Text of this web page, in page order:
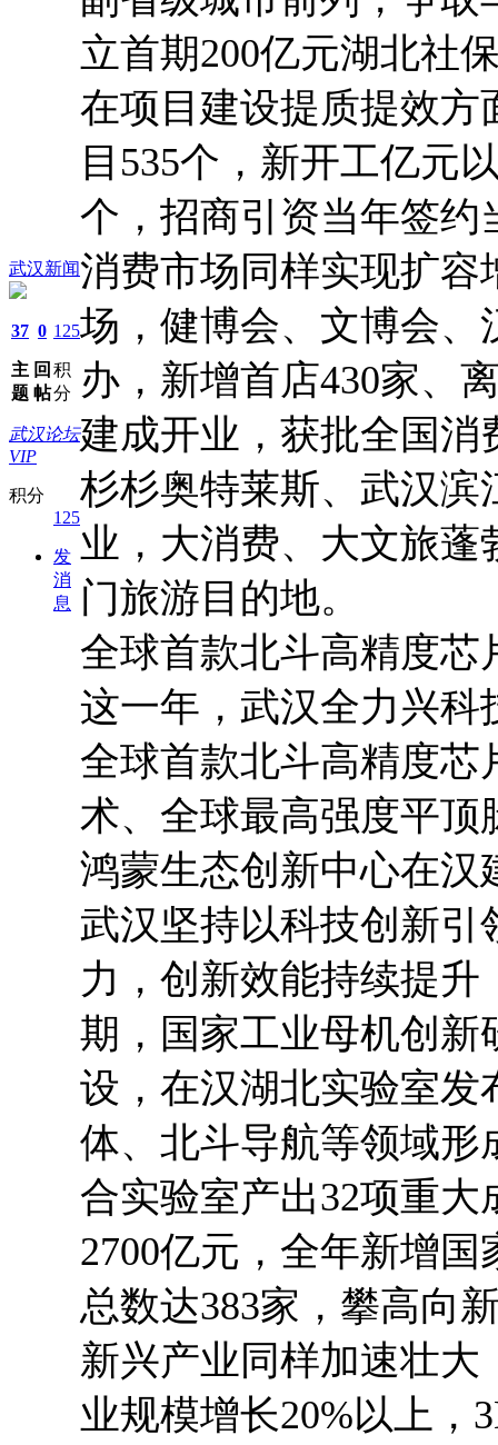
武汉新闻
37
主
题
0
回
帖
125
积
分
武汉论坛
VIP
积分
125
发
消
息
立首期200亿元湖北社
在项目建设提质提效方
目535个，新开工亿元
个，招商引资当年签约
消费市场同样实现扩容
场，健博会、文博会、
办，新增首店430家、
建成开业，获批全国消
杉杉奥特莱斯、武汉滨
业，大消费、大文旅
门旅游目的地。
全球首款北斗高精度芯
这一年，武汉全力兴科
全球首款北斗高精度
术、全球最高强度平顶
鸿蒙生态创新中心在汉
武汉坚持以科技创新
力，创新效能持续提
期，国家工业母机创新
设，在汉湖北实验室发
体、北斗导航等领域形
合实验室产出32项重
2700亿元，全年新增
总数达383家，攀高向
新兴产业同样加速壮
业规模增长20%以上，